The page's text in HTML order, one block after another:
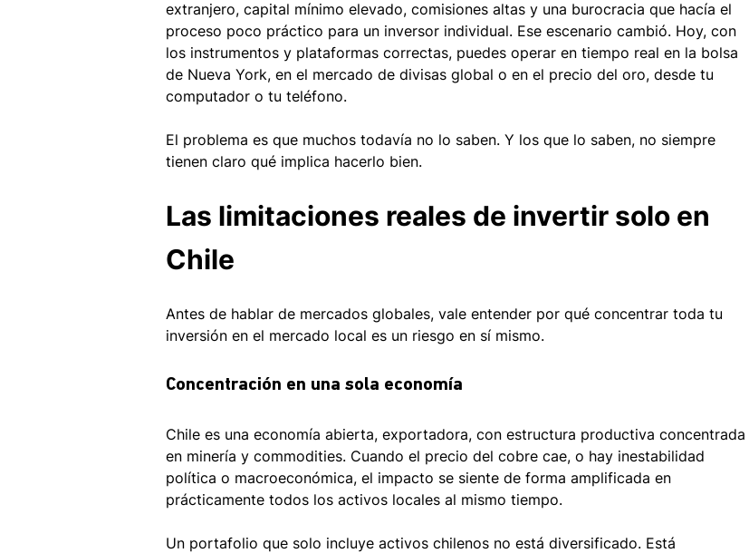
extranjero, capital mínimo elevado, comisiones altas y una burocracia que hacía el
proceso poco práctico para un inversor individual. Ese escenario cambió. Hoy, con
los instrumentos y plataformas correctas, puedes operar en tiempo real en la bolsa
de Nueva York, en el mercado de divisas global o en el precio del oro, desde tu
computador o tu teléfono.
El problema es que muchos todavía no lo saben. Y los que lo saben, no siempre
tienen claro qué implica hacerlo bien.
Las limitaciones reales de invertir solo en
Chile
Antes de hablar de mercados globales, vale entender por qué concentrar toda tu
inversión en el mercado local es un riesgo en sí mismo.
Concentración en una sola economía
Chile es una economía abierta, exportadora, con estructura productiva concentrada
en minería y commodities. Cuando el precio del cobre cae, o hay inestabilidad
política o macroeconómica, el impacto se siente de forma amplificada en
prácticamente todos los activos locales al mismo tiempo.
Un portafolio que solo incluye activos chilenos no está diversificado. Está